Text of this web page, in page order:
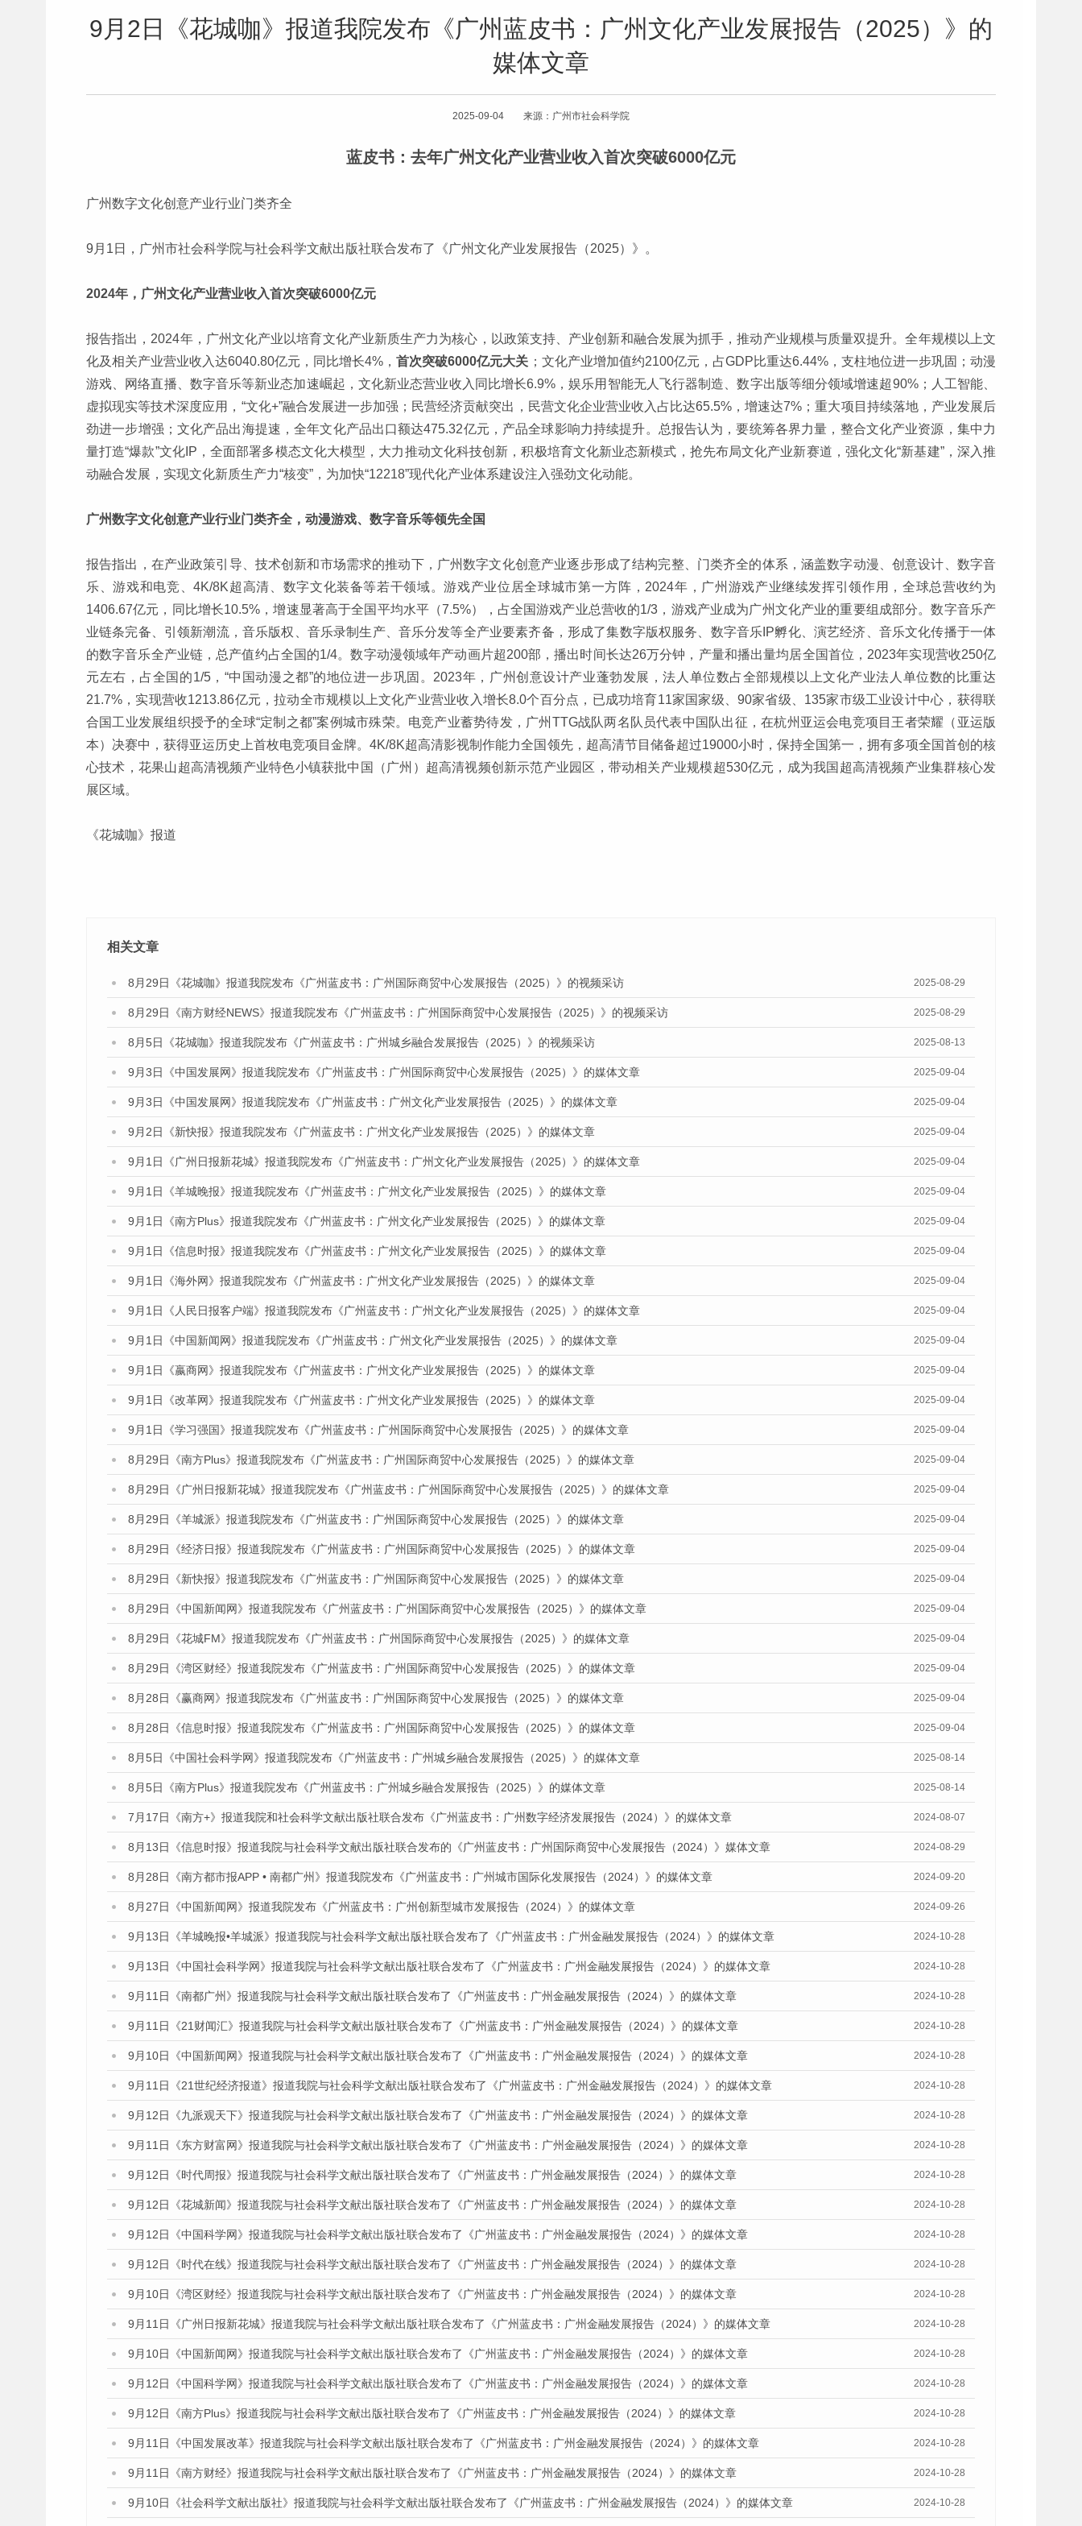
9月2日《花城咖》报道我院发布《广州蓝皮书：广州文化产业发展报告（2025）》的
媒体文章
2025-09-04 来源：广州市社会科学院
蓝皮书：去年广州文化产业营业收入首次突破6000亿元
广州数字文化创意产业行业门类齐全
9月1日，广州市社会科学院与社会科学文献出版社联合发布了《广州文化产业发展报告（2025）》。
2024年，广州文化产业营业收入首次突破6000亿元
报告指出，2024年，广州文化产业以培育文化产业新质生产力为核心，以政策支持、产业创新和融合发展为抓手，推动产业规模与质量双提升。全年规模以上文
化及相关产业营业收入达6040.80亿元，同比增长4%，首次突破6000亿元大关 ；文化产业增加值约2100亿元，占GDP比重达6.44%，支柱地位进一步巩固；动漫
游戏、网络直播、数字音乐等新业态加速崛起，文化新业态营业收入同比增长6.9%，娱乐用智能无人飞行器制造、数字出版等细分领域增速超90%；人工智能、
虚拟现实等技术深度应用，“文化+”融合发展进一步加强；民营经济贡献突出，民营文化企业营业收入占比达65.5%，增速达7%；重大项目持续落地，产业发展后
劲进一步增强；文化产品出海提速，全年文化产品出口额达475.32亿元，产品全球影响力持续提升。总报告认为，要统筹各界力量，整合文化产业资源，集中力
量打造“爆款”文化IP，全面部署多模态文化大模型，大力推动文化科技创新，积极培育文化新业态新模式，抢先布局文化产业新赛道，强化文化“新基建”，深入推
动融合发展，实现文化新质生产力“核变”，为加快“12218”现代化产业体系建设注入强劲文化动能。
广州数字文化创意产业行业门类齐全，动漫游戏、数字音乐等领先全国
报告指出，在产业政策引导、技术创新和市场需求的推动下，广州数字文化创意产业逐步形成了结构完整、门类齐全的体系，涵盖数字动漫、创意设计、数字音
乐、游戏和电竞、4K/8K超高清、数字文化装备等若干领域。游戏产业位居全球城市第一方阵，2024年，广州游戏产业继续发挥引领作用，全球总营收约为
1406.67亿元，同比增长10.5%，增速显著高于全国平均水平（7.5%），占全国游戏产业总营收的1/3，游戏产业成为广州文化产业的重要组成部分。数字音乐产
业链条完备、引领新潮流，音乐版权、音乐录制生产、音乐分发等全产业要素齐备，形成了集数字版权服务、数字音乐IP孵化、演艺经济、音乐文化传播于一体
的数字音乐全产业链，总产值约占全国的1/4。数字动漫领域年产动画片超200部，播出时间长达26万分钟，产量和播出量均居全国首位，2023年实现营收250亿
元左右，占全国的1/5，“中国动漫之都”的地位进一步巩固。2023年，广州创意设计产业蓬勃发展，法人单位数占全部规模以上文化产业法人单位数的比重达
21.7%，实现营收1213.86亿元，拉动全市规模以上文化产业营业收入增长8.0个百分点，已成功培育11家国家级、90家省级、135家市级工业设计中心，获得联
合国工业发展组织授予的全球“定制之都”案例城市殊荣。电竞产业蓄势待发，广州TTG战队两名队员代表中国队出征，在杭州亚运会电竞项目王者荣耀（亚运版
本）决赛中，获得亚运历史上首枚电竞项目金牌。4K/8K超高清影视制作能力全国领先，超高清节目储备超过19000小时，保持全国第一，拥有多项全国首创的核
心技术，花果山超高清视频产业特色小镇获批中国（广州）超高清视频创新示范产业园区，带动相关产业规模超530亿元，成为我国超高清视频产业集群核心发
展区域。
《花城咖》报道
相关文章
8月29日《花城咖》报道我院发布《广州蓝皮书：广州国际商贸中心发展报告（2025）》的视频采访 2025-08-29
8月29日《南方财经NEWS》报道我院发布《广州蓝皮书：广州国际商贸中心发展报告（2025）》的视频采访 2025-08-29
8月5日《花城咖》报道我院发布《广州蓝皮书：广州城乡融合发展报告（2025）》的视频采访 2025-08-13
9月3日《中国发展网》报道我院发布《广州蓝皮书：广州国际商贸中心发展报告（2025）》的媒体文章 2025-09-04
9月3日《中国发展网》报道我院发布《广州蓝皮书：广州文化产业发展报告（2025）》的媒体文章 2025-09-04
9月2日《新快报》报道我院发布《广州蓝皮书：广州文化产业发展报告（2025）》的媒体文章 2025-09-04
9月1日《广州日报新花城》报道我院发布《广州蓝皮书：广州文化产业发展报告（2025）》的媒体文章 2025-09-04
9月1日《羊城晚报》报道我院发布《广州蓝皮书：广州文化产业发展报告（2025）》的媒体文章 2025-09-04
9月1日《南方Plus》报道我院发布《广州蓝皮书：广州文化产业发展报告（2025）》的媒体文章 2025-09-04
9月1日《信息时报》报道我院发布《广州蓝皮书：广州文化产业发展报告（2025）》的媒体文章 2025-09-04
9月1日《海外网》报道我院发布《广州蓝皮书：广州文化产业发展报告（2025）》的媒体文章 2025-09-04
9月1日《人民日报客户端》报道我院发布《广州蓝皮书：广州文化产业发展报告（2025）》的媒体文章 2025-09-04
9月1日《中国新闻网》报道我院发布《广州蓝皮书：广州文化产业发展报告（2025）》的媒体文章 2025-09-04
9月1日《嬴商网》报道我院发布《广州蓝皮书：广州文化产业发展报告（2025）》的媒体文章 2025-09-04
9月1日《改革网》报道我院发布《广州蓝皮书：广州文化产业发展报告（2025）》的媒体文章 2025-09-04
9月1日《学习强国》报道我院发布《广州蓝皮书：广州国际商贸中心发展报告（2025）》的媒体文章 2025-09-04
8月29日《南方Plus》报道我院发布《广州蓝皮书：广州国际商贸中心发展报告（2025）》的媒体文章 2025-09-04
8月29日《广州日报新花城》报道我院发布《广州蓝皮书：广州国际商贸中心发展报告（2025）》的媒体文章 2025-09-04
8月29日《羊城派》报道我院发布《广州蓝皮书：广州国际商贸中心发展报告（2025）》的媒体文章 2025-09-04
8月29日《经济日报》报道我院发布《广州蓝皮书：广州国际商贸中心发展报告（2025）》的媒体文章 2025-09-04
8月29日《新快报》报道我院发布《广州蓝皮书：广州国际商贸中心发展报告（2025）》的媒体文章 2025-09-04
8月29日《中国新闻网》报道我院发布《广州蓝皮书：广州国际商贸中心发展报告（2025）》的媒体文章 2025-09-04
8月29日《花城FM》报道我院发布《广州蓝皮书：广州国际商贸中心发展报告（2025）》的媒体文章 2025-09-04
8月29日《湾区财经》报道我院发布《广州蓝皮书：广州国际商贸中心发展报告（2025）》的媒体文章 2025-09-04
8月28日《赢商网》报道我院发布《广州蓝皮书：广州国际商贸中心发展报告（2025）》的媒体文章 2025-09-04
8月28日《信息时报》报道我院发布《广州蓝皮书：广州国际商贸中心发展报告（2025）》的媒体文章 2025-09-04
8月5日《中国社会科学网》报道我院发布《广州蓝皮书：广州城乡融合发展报告（2025）》的媒体文章 2025-08-14
8月5日《南方Plus》报道我院发布《广州蓝皮书：广州城乡融合发展报告（2025）》的媒体文章 2025-08-14
7月17日《南方+》报道我院和社会科学文献出版社联合发布《广州蓝皮书：广州数字经济发展报告（2024）》的媒体文章 2024-08-07
8月13日《信息时报》报道我院与社会科学文献出版社联合发布的《广州蓝皮书：广州国际商贸中心发展报告（2024）》媒体文章 2024-08-29
8月28日《南方都市报APP • 南都广州》报道我院发布《广州蓝皮书：广州城市国际化发展报告（2024）》的媒体文章 2024-09-20
8月27日《中国新闻网》报道我院发布《广州蓝皮书：广州创新型城市发展报告（2024）》的媒体文章 2024-09-26
9月13日《羊城晚报•羊城派》报道我院与社会科学文献出版社联合发布了《广州蓝皮书：广州金融发展报告（2024）》的媒体文章 2024-10-28
9月13日《中国社会科学网》报道我院与社会科学文献出版社联合发布了《广州蓝皮书：广州金融发展报告（2024）》的媒体文章 2024-10-28
9月11日《南都广州》报道我院与社会科学文献出版社联合发布了《广州蓝皮书：广州金融发展报告（2024）》的媒体文章 2024-10-28
9月11日《21财闻汇》报道我院与社会科学文献出版社联合发布了《广州蓝皮书：广州金融发展报告（2024）》的媒体文章 2024-10-28
9月10日《中国新闻网》报道我院与社会科学文献出版社联合发布了《广州蓝皮书：广州金融发展报告（2024）》的媒体文章 2024-10-28
9月11日《21世纪经济报道》报道我院与社会科学文献出版社联合发布了《广州蓝皮书：广州金融发展报告（2024）》的媒体文章 2024-10-28
9月12日《九派观天下》报道我院与社会科学文献出版社联合发布了《广州蓝皮书：广州金融发展报告（2024）》的媒体文章 2024-10-28
9月11日《东方财富网》报道我院与社会科学文献出版社联合发布了《广州蓝皮书：广州金融发展报告（2024）》的媒体文章 2024-10-28
9月12日《时代周报》报道我院与社会科学文献出版社联合发布了《广州蓝皮书：广州金融发展报告（2024）》的媒体文章 2024-10-28
9月12日《花城新闻》报道我院与社会科学文献出版社联合发布了《广州蓝皮书：广州金融发展报告（2024）》的媒体文章 2024-10-28
9月12日《中国科学网》报道我院与社会科学文献出版社联合发布了《广州蓝皮书：广州金融发展报告（2024）》的媒体文章 2024-10-28
9月12日《时代在线》报道我院与社会科学文献出版社联合发布了《广州蓝皮书：广州金融发展报告（2024）》的媒体文章 2024-10-28
9月10日《湾区财经》报道我院与社会科学文献出版社联合发布了《广州蓝皮书：广州金融发展报告（2024）》的媒体文章 2024-10-28
9月11日《广州日报新花城》报道我院与社会科学文献出版社联合发布了《广州蓝皮书：广州金融发展报告（2024）》的媒体文章 2024-10-28
9月10日《中国新闻网》报道我院与社会科学文献出版社联合发布了《广州蓝皮书：广州金融发展报告（2024）》的媒体文章 2024-10-28
9月12日《中国科学网》报道我院与社会科学文献出版社联合发布了《广州蓝皮书：广州金融发展报告（2024）》的媒体文章 2024-10-28
9月12日《南方Plus》报道我院与社会科学文献出版社联合发布了《广州蓝皮书：广州金融发展报告（2024）》的媒体文章 2024-10-28
9月11日《中国发展改革》报道我院与社会科学文献出版社联合发布了《广州蓝皮书：广州金融发展报告（2024）》的媒体文章 2024-10-28
9月11日《南方财经》报道我院与社会科学文献出版社联合发布了《广州蓝皮书：广州金融发展报告（2024）》的媒体文章 2024-10-28
9月10日《社会科学文献出版社》报道我院与社会科学文献出版社联合发布了《广州蓝皮书：广州金融发展报告（2024）》的媒体文章 2024-10-28